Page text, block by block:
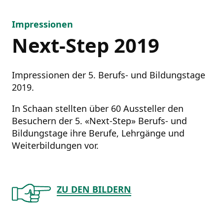
Impressionen
Next-Step 2019
Impressionen der 5. Berufs- und Bildungstage
2019.
In Schaan stellten über 60 Aussteller den
Besuchern der 5. «Next-Step» Berufs- und
Bildungstage ihre Berufe, Lehrgänge und
Weiterbildungen vor.
ZU DEN BILDERN